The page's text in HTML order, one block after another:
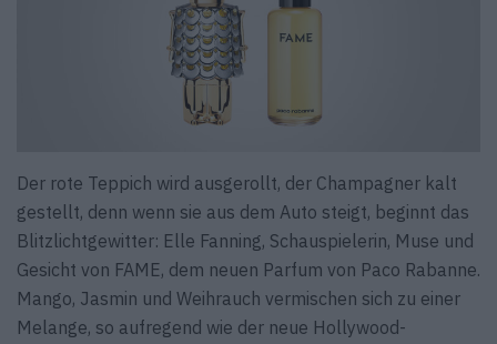
Der rote Teppich wird ausgerollt, der Champagner kalt
gestellt, denn wenn sie aus dem Auto steigt, beginnt das
Blitzlichtgewitter: Elle Fanning, Schauspielerin, Muse und
Gesicht von FAME, dem neuen Parfum von Paco Rabanne.
Mango, Jasmin und Weihrauch vermischen sich zu einer
Melange, so aufregend wie der neue Hollywood-